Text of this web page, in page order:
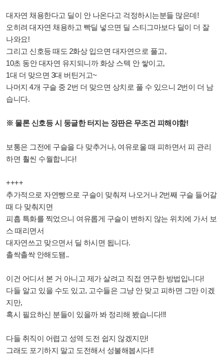
대자연 채용한다고 딜이 안 나온다고 걱정하시는분들 많은데!
오히려 대자연 채용하고 빡딜 넣으면 딜 스티그마보다 딜이 더 잘
나와요!
그리고 신호등 때도 2화상 입으면 대자연으로 풀고,
10초 동안 대자연 유지되니까 화상 스텍 안 쌓이고,
1대 더 맞으면 3대 버틴거고~
나머지 4개 구슬 중 2번 더 맞으면 상치로 풀 수 있으니 2번이 더 남
습니다.
※ 물론 신호등 시 둥글한 터지는 장판은 무조건 피해야함!
보통은 그전에 구슬을 다 맞추거나, 여유로울 때 피하면서 피 관리
하면 훨씬 수월합니다!
++++
추가적으로 자연빵으로 구슬이 맞춰져 나오거나 2번째 구슬 들어갈
때 다 맞춰지면
피흡 특화를 찍었으니 여유롭게 구슬이 변하지 않는 위치에 가서 보
스 때리면서
대자연쓰고 맞으면서 딜 하시면 됩니다.
촐싹촐싹 안해도됌..
이건 어디서 본 거 아니고 제가 살려고 직접 연구한 방법입니다!
다들 알고 있을 수도 있고, 고수들은 그냥 안 맞고 피하면 그만 이겠
지만,
혹시 필요하신 분들이 있을까 봐 정리해 봤습니다!!!
다들 취직이 어렵고 성역 도전 쉽지 않겠지만!
그래도 포기하지 말고 도전해서 성불해봅시다!!